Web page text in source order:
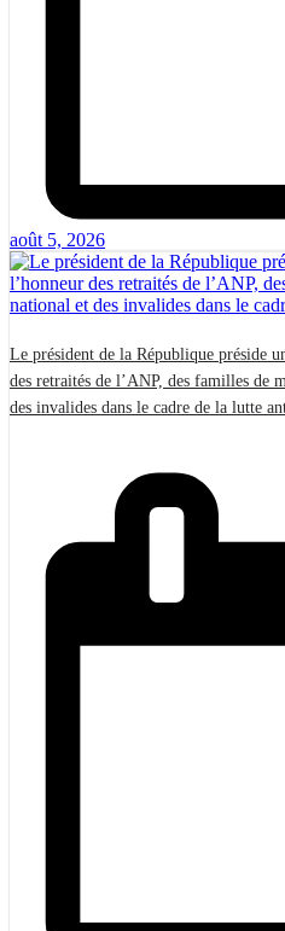
août 5, 2026
Le président de la République préside
des retraités de l’ANP, des familles de
des invalides dans le cadre de la lutte